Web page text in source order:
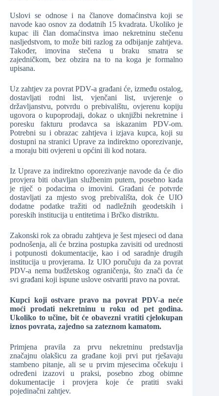
Uslovi se odnose i na članove domaćinstva koji se
navode kao osnov za dodatnih 15 kvadrata. Ukoliko je
kupac ili član domaćinstva imao nekretninu stečenu
nasljedstvom, to može biti razlog za odbijanje zahtjeva.
Također, imovina stečena u braku smatra se
zajedničkom, bez obzira na to na koga je formalno
upisana.
Uz zahtjev za povrat PDV-a građani će, između ostalog,
dostavljati rodni list, vjenčani list, uvjerenje o
državljanstvu, potvrdu o prebivalištu, ovjerenu kopiju
ugovora o kupoprodaji, dokaz o uknjižbi nekretnine i
poresku fakturu prodavca sa iskazanim PDV-om.
Potrebni su i obrazac zahtjeva i izjava kupca, koji su
dostupni na stranici Uprave za indirektno oporezivanje,
a moraju biti ovjereni u općini ili kod notara.
Iz Uprave za indirektno oporezivanje navode da će dio
provjera biti obavljan službenim putem, posebno kada
je riječ o podacima o imovini. Građani će potvrde
dostavljati za mjesto svog prebivališta, dok će UIO
dodatne podatke tražiti od nadležnih geodetskih i
poreskih institucija u entitetima i Brčko distriktu.
Zakonski rok za obradu zahtjeva je šest mjeseci od dana
podnošenja, ali će brzina postupka zavisiti od urednosti
i potpunosti dokumentacije, kao i od saradnje drugih
institucija u provjerama. Iz UIO poručuju da za povrat
PDV-a nema budžetskog ograničenja, što znači da će
svi građani koji ispune uslove ostvariti pravo na povrat.
Kupci koji ostvare pravo na povrat PDV-a neće
moći prodati nekretninu u roku od pet godina.
Ukoliko to učine, bit će obavezni vratiti cjelokupan
iznos povrata, zajedno sa zateznom kamatom.
Primjena pravila za prvu nekretninu predstavlja
značajnu olakšicu za građane koji prvi put rješavaju
stambeno pitanje, ali se u prvim mjesecima očekuju i
određeni izazovi u praksi, posebno zbog obimne
dokumentacije i provjera koje će pratiti svaki
pojedinačni zahtjev.